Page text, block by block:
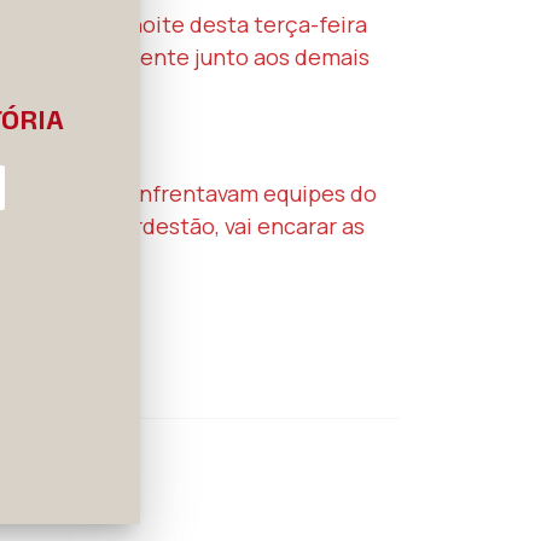
Janeiro, na noite desta terça-feira
esteve presente junto aos demais
que antes enfrentavam equipes do
do Nordestão, vai encarar as